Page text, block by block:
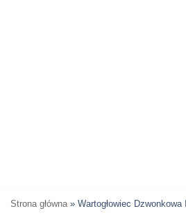
Strona główna » Wartogłowiec Dzwonkowa II